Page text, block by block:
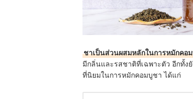
ชาเป็นส่วนผสมหลักในการหมักคอ
มีกลิ่นและรสชาติที่เฉพาะตัว อีกทั้
ที่นิยมในการหมักคอมบูชา ได้แก่